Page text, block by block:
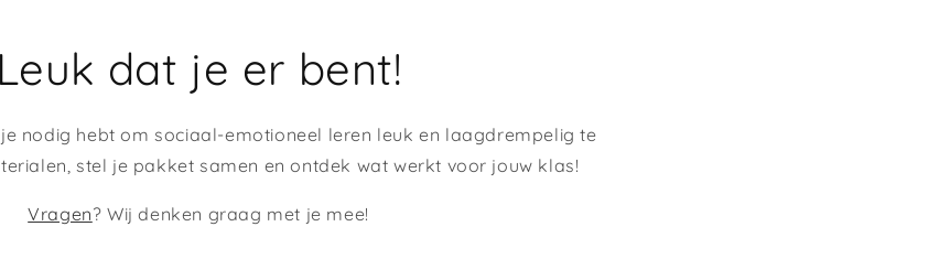
Leuk dat je er bent!
nodig hebt om sociaal-emotioneel leren leuk en laagdrempelig te
stel je pakket samen en ontdek wat werkt voor jouw klas!
Vragen? Wij denken graag met je mee!